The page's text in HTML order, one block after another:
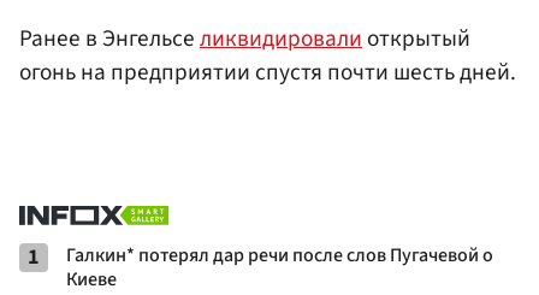
Ранее в Энгельселиквидировалиоткрытый
огонь на предприятии спустя почти шесть дней.
1
Галкин* потерял дар речи после слов Пугачевой о
Киеве